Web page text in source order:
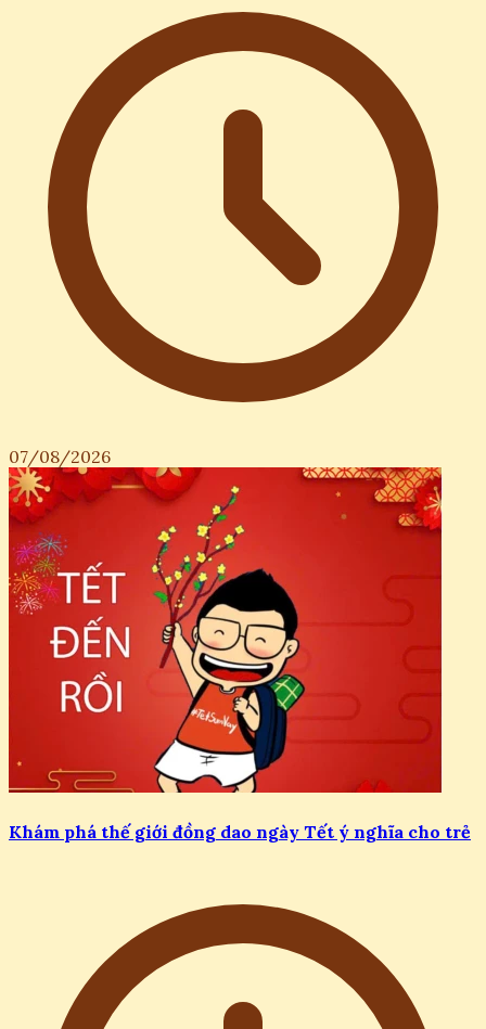
07/08/2026
Khám phá thế giới đồng dao ngày Tết ý nghĩa cho trẻ